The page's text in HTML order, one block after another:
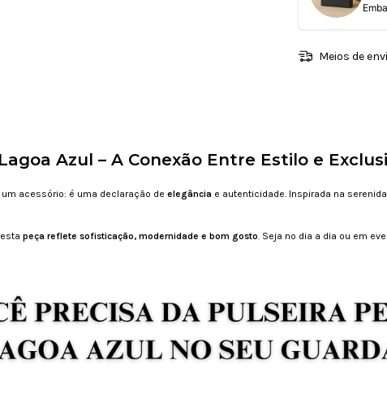
Meios de
Azul – A Conexão Entre Estilo e
acessório: é uma declaração de elegância e autenticidade. Inspirada na
peça reflete sofisticação, modernidade e bom gosto . Seja no dia a dia ou em